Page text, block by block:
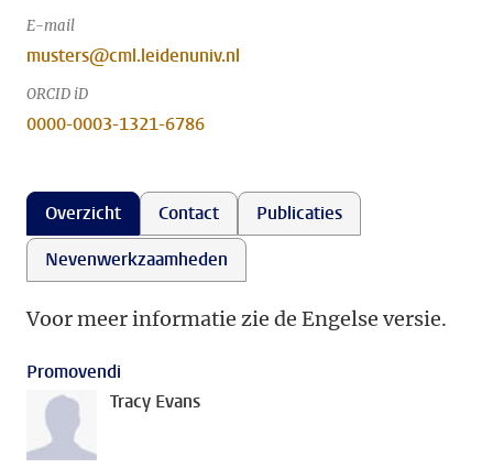
E-mail
musters@cml.leidenuniv.nl
ORCID iD
0000-0003-1321-6786
Overzicht Contact
Publicaties
Nevenwerkzaamheden
Voor meer informatie zie de Engelse versie.
Promovendi
Tracy Evans